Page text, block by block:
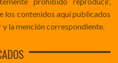
los contenidos aquí publicados
la mención correspondiente.